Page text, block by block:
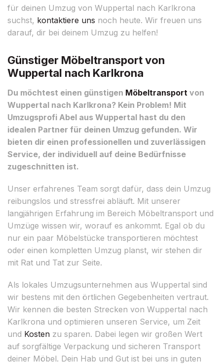
für deinen Umzug von Wuppertal nach Karlkrona
suchst, kontaktiere uns noch heute. Wir freuen uns
darauf, dir bei deinem Umzug zu helfen!
Günstiger Möbeltransport von
Wuppertal nach Karlkrona
Du möchtest einen günstigen Möbeltransport von
Wuppertal nach Karlkrona? Kein Problem! Mit
Umzugsprofi Abel aus Wuppertal hast du den
idealen Partner für deinen Umzug gefunden. Wir
bieten dir einen professionellen und zuverlässigen
Service, der individuell auf deine Bedürfnisse
zugeschnitten ist.
Unser erfahrenes Team sorgt dafür, dass dein Umzug
reibungslos und stressfrei abläuft. Mit unserer
langjährigen Erfahrung im Bereich Möbeltransport und
Umzüge wissen wir, worauf es ankommt. Egal ob du
nur ein paar Möbelstücke transportieren möchtest
oder einen kompletten Umzug planst, wir stehen dir
mit Rat und Tat zur Seite.
Als lokales Umzugsunternehmen aus Wuppertal sind
wir bestens mit den örtlichen Gegebenheiten vertraut.
Wir kennen die besten Strecken von Wuppertal nach
Karlkrona und optimieren unseren Service, um Zeit
und Kosten zu sparen. Dabei legen wir großen Wert
auf sorgfältige Verpackung und sicheren Transport
deiner Möbel. Dein Hab und Gut ist bei uns in guten